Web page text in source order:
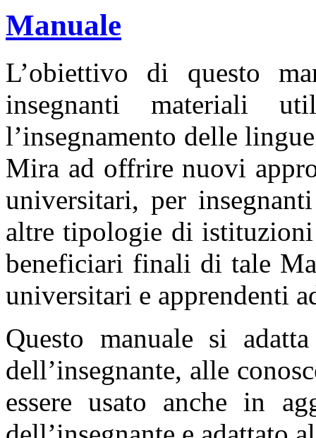
Manuale
L’obiettivo di questo
insegnanti materiali
l’insegnamento delle
Mira ad offrire nuovi
universitari, per
altre tipologie di
beneficiari finali di tale
universitari e apprendenti
Questo manuale si
dell’insegnante, alle
essere usato anche in